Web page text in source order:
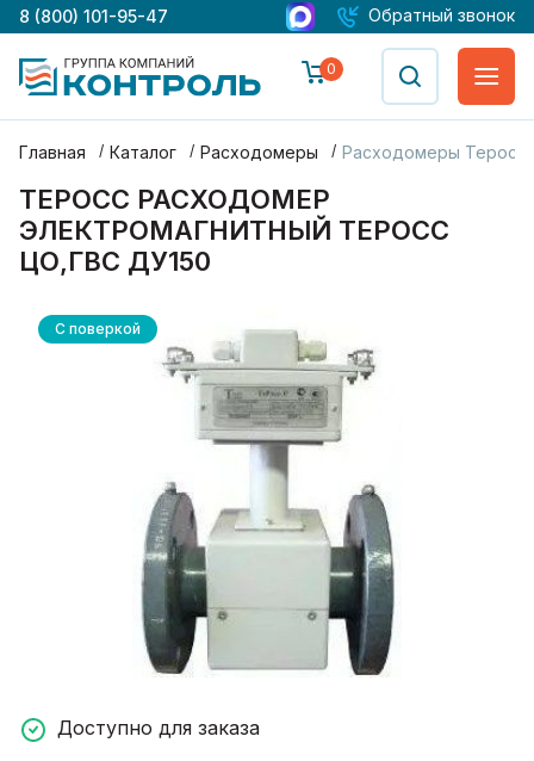
8 (800) 101-95-47 Обратный звонок
0
Главная Каталог Расходомеры Расходомеры Теросс
ТЕРОСС РАСХОДОМЕР
ЭЛЕКТРОМАГНИТНЫЙ ТЕРОСС
ЦО,ГВС ДУ150
С поверкой
Доступно для заказа